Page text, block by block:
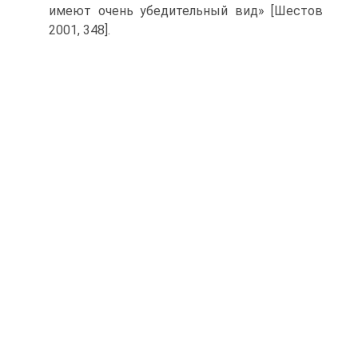
имеют очень убедительный вид» [Шестов
2001, 348].